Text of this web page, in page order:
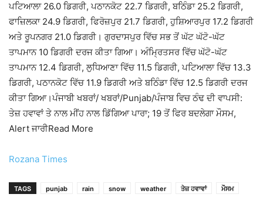
ਪਟਿਆਲਾ 26.0 ਡਿਗਰੀ, ਪਠਾਨਕੋਟ 22.7 ਡਿਗਰੀ, ਬਠਿੰਡਾ 25.2 ਡਿਗਰੀ,
ਫਾਜ਼ਿਲਕਾ 24.9 ਡਿਗਰੀ, ਫਿਰੋਜ਼ਪੁਰ 21.7 ਡਿਗਰੀ, ਹੁਸ਼ਿਆਰਪੁਰ 17.2 ਡਿਗਰੀ
ਅਤੇ ਰੂਪਨਗਰ 21.0 ਡਿਗਰੀ। ਗੁਰਦਾਸਪੁਰ ਵਿੱਚ ਸਭ ਤੋਂ ਘੱਟ ਘੱਟੋ-ਘੱਟ
ਤਾਪਮਾਨ 10 ਡਿਗਰੀ ਦਰਜ ਕੀਤਾ ਗਿਆ। ਅੰਮ੍ਰਿਤਸਰ ਵਿੱਚ ਘੱਟੋ-ਘੱਟ
ਤਾਪਮਾਨ 12.4 ਡਿਗਰੀ, ਲੁਧਿਆਣਾ ਵਿੱਚ 11.5 ਡਿਗਰੀ, ਪਟਿਆਲਾ ਵਿੱਚ 13.3
ਡਿਗਰੀ, ਪਠਾਨਕੋਟ ਵਿੱਚ 11.9 ਡਿਗਰੀ ਅਤੇ ਬਠਿੰਡਾ ਵਿੱਚ 12.5 ਡਿਗਰੀ ਦਰਜ
ਕੀਤਾ ਗਿਆ।ਪੰਜਾਬੀ ਖਬਰਾਂ/ ਖਬਰਾਂ/Punjab/ਪੰਜਾਬ ਵਿਚ ਠੰਢ ਦੀ ਵਾਪਸੀ:
ਤੇਜ਼ ਹਵਾਵਾਂ ਤੇ ਨਾਲ ਮੀਂਹ ਨਾਲ ਡਿੱਗਿਆ ਪਾਰਾ; 19 ਤੋਂ ਫਿਰ ਬਦਲੇਗਾ ਮੌਸਮ,
Alert ਜਾਰੀRead More
Rozana Times
TAGS punjab rain snow weather ਤੇਜ਼ ਹਵਾਵਾਂ ਮੌਸਮ